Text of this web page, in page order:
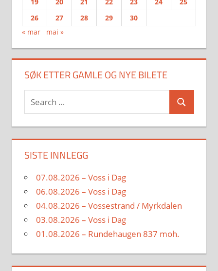
26
27 28 29
30
« mar
mai »
SØK ETTER GAMLE OG NYE BILETE
Search
for:
Search
SISTE INNLEGG
07.08.2026 – Voss i Dag
06.08.2026 – Voss i Dag
04.08.2026 – Vossestrand / Myrkdalen
03.08.2026 – Voss i Dag
01.08.2026 – Rundehaugen 837 moh.